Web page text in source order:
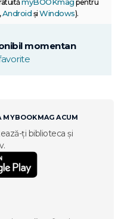
myBOOKmag pentru
,Android și Windows).
momentan
MYBOOKMAG ACUM
ți biblioteca și